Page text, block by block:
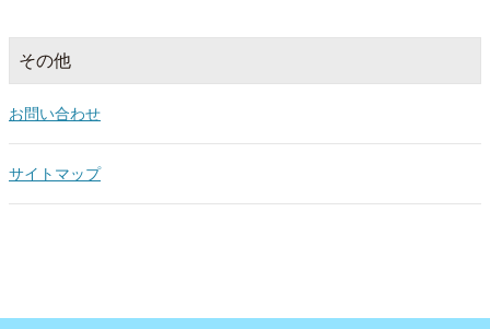
その他
お問い合わせ
サイトマップ